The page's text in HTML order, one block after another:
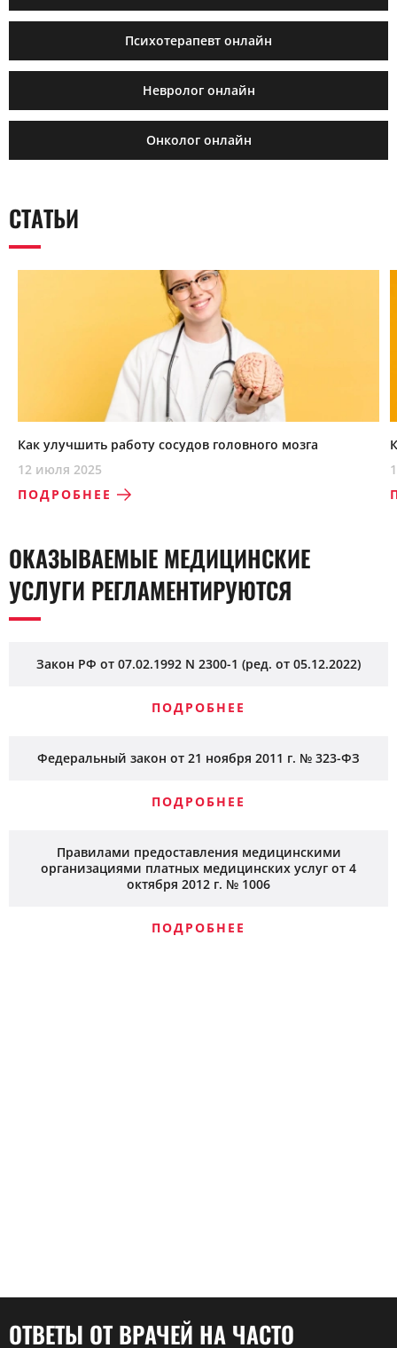
Психотерапевт онлайн
Невролог онлайн
Онколог онлайн
СТАТЬИ
Как улучшить работу сосудов головного мозга
12 июля 2025
ПОДРОБНЕЕ
ОКАЗЫВАЕМЫЕ МЕДИЦИНСКИЕ
УСЛУГИ РЕГЛАМЕНТИРУЮТСЯ
Закон РФ от 07.02.1992 N 2300-1 (ред. от 05.12.2022)
ПОДРОБНЕЕ
Федеральный закон от 21 ноября 2011 г. № 323-ФЗ
ПОДРОБНЕЕ
Правилами предоставления медицинскими
организациями платных медицинских услуг от 4
октября 2012 г. № 1006
ПОДРОБНЕЕ
ОТВЕТЫ ОТ ВРАЧЕЙ НА ЧАСТО